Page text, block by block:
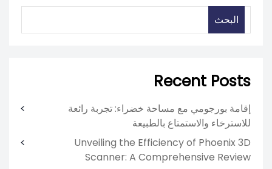
البحث
Recent Posts
إقامة بورجومي مع مساحة خضراء: تجربة رائعة
للاسترخاء والاستمتاع بالطبيعة
Unveiling the Efficiency of Phoenix 3D
Scanner: A Comprehensive Review